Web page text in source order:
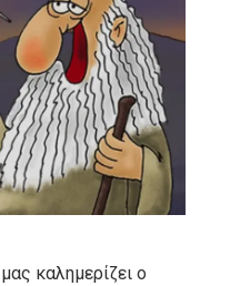
καλημερίζει ο